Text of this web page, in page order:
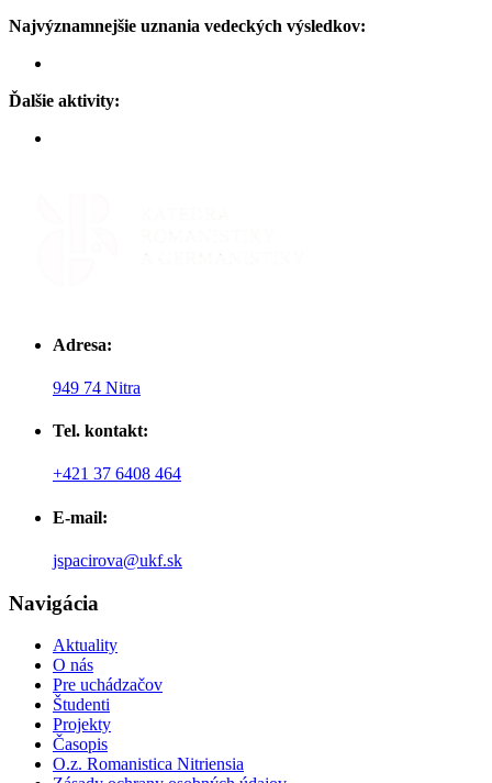
Najvýznamnejšie uznania vedeckých výsledkov:
Ďalšie aktivity:
Adresa:
949 74 Nitra
Tel. kontakt:
+421 37 6408 464
E-mail:
jspacirova@ukf.sk
Navigácia
Aktuality
O nás
Pre uchádzačov
Študenti
Projekty
Časopis
O.z. Romanistica Nitriensia